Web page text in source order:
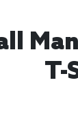
T-